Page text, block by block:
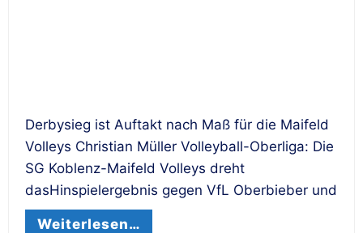
Derbysieg ist Auftakt nach Maß für die Maifeld
Volleys Christian Müller Volleyball-Oberliga: Die
SG Koblenz-Maifeld Volleys dreht
dasHinspielergebnis gegen VfL Oberbieber und
Weiterlesen…